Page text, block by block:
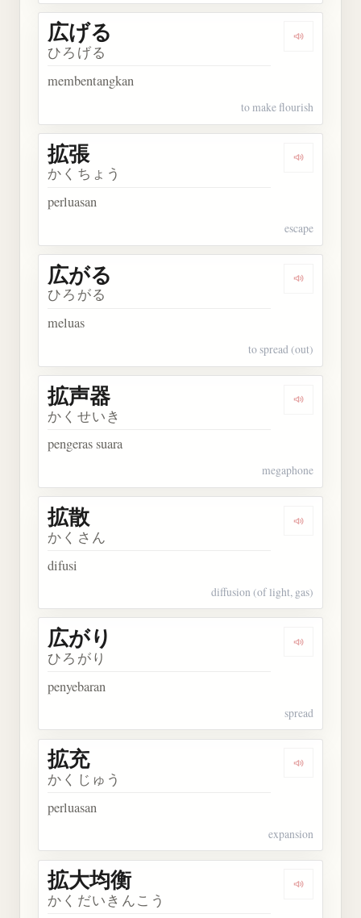
Dengarkan
広げる
ひろげる
membentangkan
to make flourish
Dengarkan
拡張
かくちょう
perluasan
escape
Dengarkan
広がる
ひろがる
meluas
to spread (out)
Dengarkan
拡声器
かくせいき
pengeras suara
megaphone
Dengarkan
拡散
かくさん
difusi
diffusion (of light, gas)
Dengarkan
広がり
ひろがり
penyebaran
spread
Dengarkan
拡充
かくじゅう
perluasan
expansion
Dengarkan
拡大均衡
かくだいきんこう